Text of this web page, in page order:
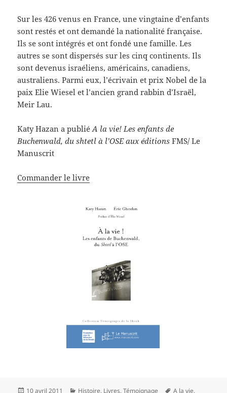
Sur les 426 venus en France, une vingtaine d’enfants
sont restés et ont demandé la nationalité française.
Ils se sont intégrés et ont fondé une famille. Les
autres se sont dispersés sur les cinq continents. Ils
sont devenus israéliens, américains, canadiens,
australiens. Parmi eux, l’écrivain et prix Nobel de la
paix Elie Wiesel et l’ancien grand rabbin d’Israël,
Meir Lau.
Katy Hazan a publiéA la vie! Les enfants de
Buchenwald, du shtetl à l’OSE aux éditionsFMS/ Le
Manuscrit
Commander le livre
Publié
10 avril 2011 Catégories
Histoire, Livres,Témoignage Mots-
A la vie,